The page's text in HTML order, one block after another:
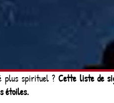
plus spirituel ?Cette liste de
étoiles.